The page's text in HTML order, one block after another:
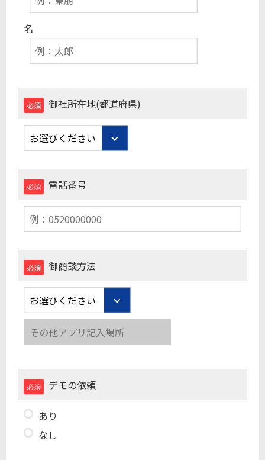
名
必須 御社所在地(都道府県)
必須 電話番号
必須 御商談方法
必須 デモの依頼
あり
なし